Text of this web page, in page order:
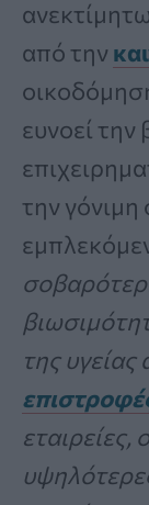
από την
ευνοεί την
την
της
εταιρείες,